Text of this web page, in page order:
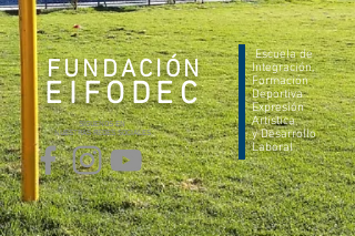
FUNDACIÓN
EIFODEC
Escuela de
Integración,
Formación
Deportiva
Expresión
Artística
y Desarrollo
Laboral
SÍGUENOS EN
NUESTRAS REDES SOCIALES